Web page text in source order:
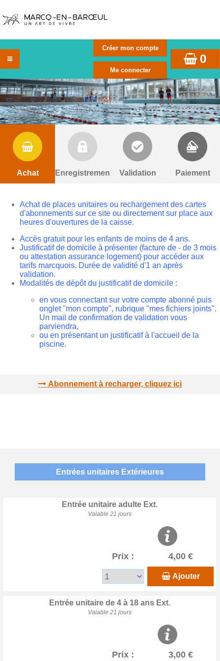
0
Achat Enregistrement Validation Paiement
Achat de places unitaires ou rechargement des cartes
d'abonnements sur ce site ou directement sur place aux
heures d'ouvertures de la caisse.
Accès gratuit pour les enfants de moins de 4 ans.
Justificatif de domicile à présenter (facture de - de 3 mois
ou attestation assurance logement) pour accéder aux
tarifs marcquois. Durée de validité d'1 an après
validation.
Modalités de dépôt du justificatif de domicile :
en vous connectant sur votre compte abonné puis
onglet "mon compte", rubrique "mes fichiers joints".
Un mail de confirmation de validation vous
parviendra,
ou en présentant un justificatif à l'accueil de la
piscine.
Abonnement à recharger, cliquez ici
Entrées unitaires Extérieures
Entrée unitaire adulte Ext.
Valable 21 jours
Prix : 4,00 €
Ajouter
Entrée unitaire de 4 à 18 ans Ext.
Valable 21 jours
Prix : 3,00 €